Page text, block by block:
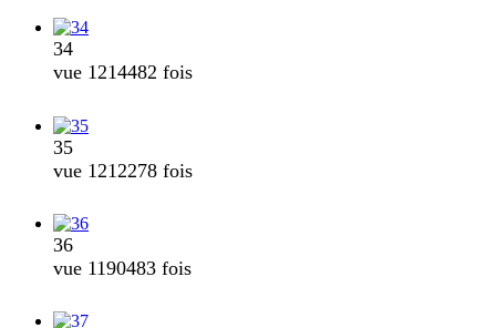
34
vue 1214482 fois
35
vue 1212278 fois
36
vue 1190483 fois